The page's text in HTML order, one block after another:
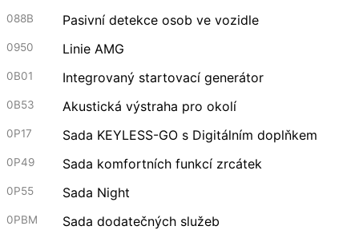
088B Pasivní detekce osob ve vozidle
0950 Linie AMG
0B01 Integrovaný startovací generátor
0B53 Akustická výstraha pro okolí
0P17 Sada KEYLESS-GO s Digitálním doplňkem
0P49 Sada komfortních funkcí zrcátek
0P55 Sada Night
0PBM Sada dodatečných služeb